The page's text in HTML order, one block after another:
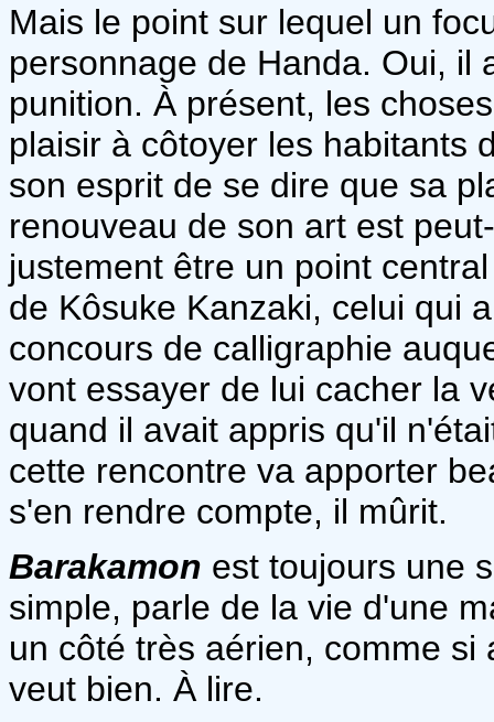
Mais le point sur lequel un
personnage de Handa. Oui, il
punition. À présent, les
plaisir à côtoyer les habitants
son esprit de se dire que sa
renouveau de son art est
justement être un point
de Kôsuke Kanzaki, celui qui
concours de calligraphie
vont essayer de lui cacher la
quand il avait appris qu'il
cette rencontre va apporter
s'en rendre compte, il mûrit.
Barakamon est toujours une
simple, parle de la vie d'une
un côté très aérien, comme
veut bien. À lire.